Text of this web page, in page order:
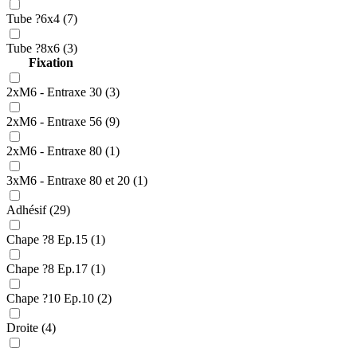
Tube ?6x4 (7)
Tube ?8x6 (3)
Fixation
2xM6 - Entraxe 30 (3)
2xM6 - Entraxe 56 (9)
2xM6 - Entraxe 80 (1)
3xM6 - Entraxe 80 et 20 (1)
Adhésif (29)
Chape ?8 Ep.15 (1)
Chape ?8 Ep.17 (1)
Chape ?10 Ep.10 (2)
Droite (4)